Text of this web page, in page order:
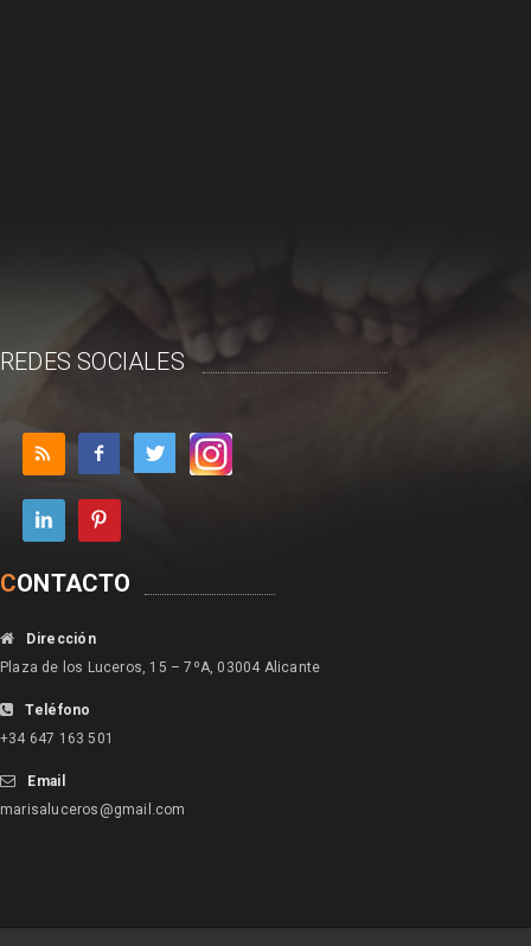
REDES SOCIALES
CONTACTO
Dirección
Plaza de los Luceros, 15 – 7ºA, 03004 Alicante
Teléfono
+34 647 163 501
Email
marisaluceros@gmail.com